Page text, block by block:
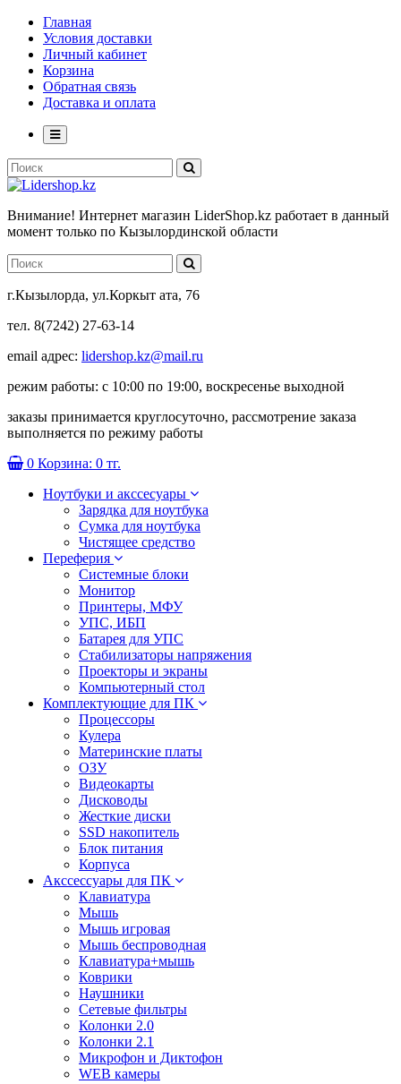
Главная
Условия доставки
Личный кабинет
Корзина
Обратная связь
Доставка и оплата
Внимание! Интернет магазин LiderShop.kz работает в данный
момент только по Кызылординской области
г.Кызылорда, ул.Коркыт ата, 76
тел. 8(7242) 27-63-14
email адрес: lidershop.kz@mail.ru
режим работы: с 10:00 по 19:00, воскресенье выходной
заказы принимается круглосуточно, рассмотрение заказа
выполняется по режиму работы
0 Корзина: 0 тг.
Ноутбуки и акссесуары
Зарядка для ноутбука
Сумка для ноутбука
Чистящее средство
Переферия
Системные блоки
Монитор
Принтеры, МФУ
УПС, ИБП
Батарея для УПС
Стабилизаторы напряжения
Проекторы и экраны
Компьютерный стол
Комплектующие для ПК
Процессоры
Кулера
Материнские платы
ОЗУ
Видеокарты
Дисководы
Жесткие диски
SSD накопитель
Блок питания
Корпуса
Акссессуары для ПК
Клавиатура
Мышь
Мышь игровая
Мышь беспроводная
Клавиатура+мышь
Коврики
Наушники
Сетевые фильтры
Колонки 2.0
Колонки 2.1
Микрофон и Диктофон
WEB камеры